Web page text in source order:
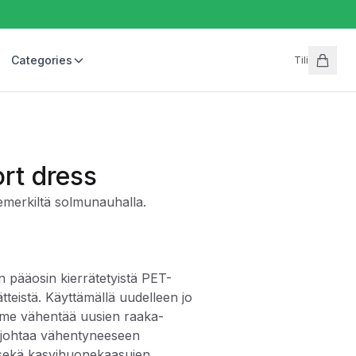
Categories Tili
dress
solmunauhalla.
pääosin kierrätetyistä PET-
Käyttämällä uudelleen jo
vähentää uusien raaka-
vähentyneeseen